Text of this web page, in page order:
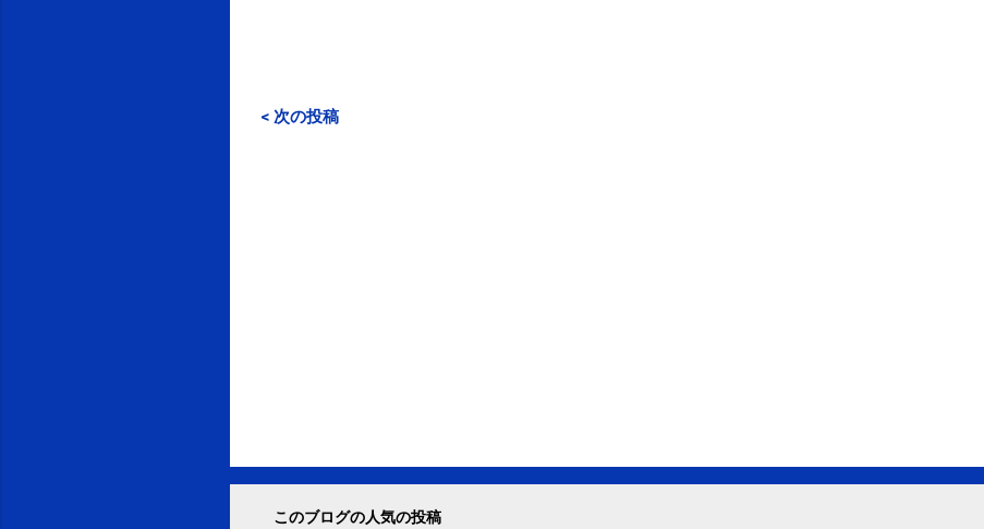
< 次の投稿
このブログの人気の投稿